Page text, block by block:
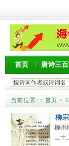
首页 唐诗三
当前位置: ： 首页 >
柳
柳州
三十